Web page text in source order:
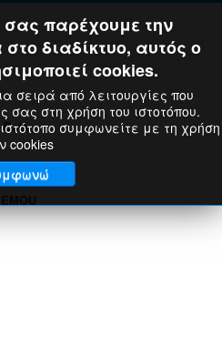
σας παρέχουμε την
διαδίκτυο, αυτός ο
cookies.
σειρά από λειτουργίες που
σας στη χρήση του ιστοτόπου.
συμφωνείτε με τη χρήση
cookies